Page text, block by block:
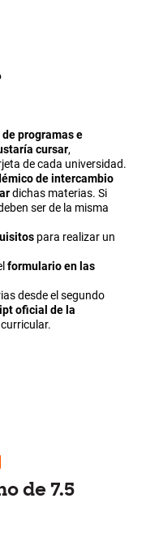
programas e
cursar,
de cada universidad.
de intercambio
dichas materias. Si
ser de la misma
para realizar un
formulario en las
desde el segundo
oficial de la
de 7.5